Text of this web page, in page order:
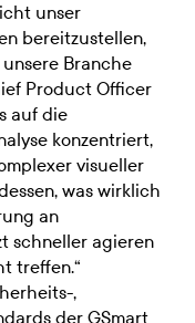
unser
bereitzustellen,
Branche
Product Officer
auf die
konzentriert,
visueller
was wirklich
an
schneller agieren
treffen.“
,
der GSmart